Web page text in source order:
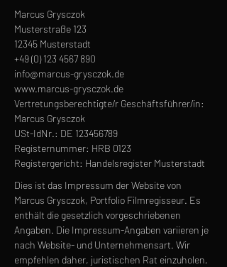
Marcus Grysczok
Musterstraße 123
12345 Musterstadt
+49 (0) 123 4567 890
info@marcus-grysczok.de
www.marcus-grysczok.de
Vertretungsberechtigte/r Geschäftsführer/in:
Marcus Grysczok
USt-IdNr.: DE 123456789
Registernummer: HRB 0123
Registergericht: Handelsregister Musterstadt
Dies ist das Impressum der Website von
Marcus Grysczok, Portfolio Filmregisseur. Es
enthält die gesetzlich vorgeschriebenen
Angaben. Die Impressum-Angaben variieren je
nach Website- und Unternehmensart. Wir
empfehlen daher, juristischen Rat einzuholen,